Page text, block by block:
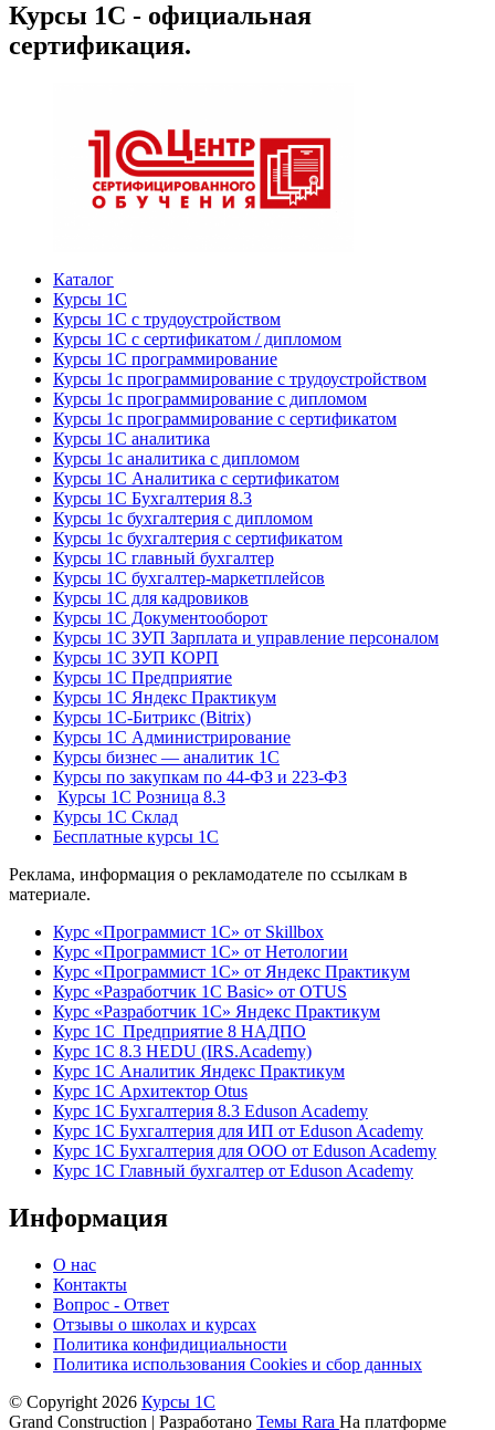
Курсы 1С - официальная
сертификация.
Каталог
Курсы 1С
Курсы 1С с трудоустройством
Курсы 1С с сертификатом / дипломом
Курсы 1С программирование
Курсы 1с программирование с трудоустройством
Курсы 1с программирование с дипломом
Курсы 1с программирование с сертификатом
Курсы 1С аналитика
Курсы 1с аналитика с дипломом
Курсы 1С Аналитика с сертификатом
Курсы 1С Бухгалтерия 8.3
Курсы 1с бухгалтерия с дипломом
Курсы 1с бухгалтерия с сертификатом
Курсы 1С главный бухгалтер
Курсы 1С бухгалтер-маркетплейсов
Курсы 1С для кадровиков
Курсы 1С Документооборот
Курсы 1С ЗУП Зарплата и управление персоналом
Курсы 1С ЗУП КОРП
Курсы 1С Предприятие
Курсы 1С Яндекс Практикум
Курсы 1С-Битрикс (Bitrix)
Курсы 1С Администрирование
Курсы бизнес — аналитик 1С
Курсы по закупкам по 44‑ФЗ и 223‑ФЗ
Курсы 1С Розница 8.3
Курсы 1С Склад
Бесплатные курсы 1С
Реклама, информация о рекламодателе по ссылкам в
материале.
Курс «Программист 1С» от Skillbox
Курс «Программист 1С» от Нетологии
Курс «Программист 1С» от Яндекс Практикум
Курс «Разработчик 1С Basic» от OTUS
Курс «Разработчик 1С» Яндекс Практикум
Курс 1С Предприятие 8 НАДПО
Курс 1С 8.3 HEDU (IRS.Academy)
Курс 1С Аналитик Яндекс Практикум
Курс 1С Архитектор Otus
Курс 1С Бухгалтерия 8.3 Eduson Academy
Курс 1С Бухгалтерия для ИП от Eduson Academy
Курс 1С Бухгалтерия для ООО от Eduson Academy
Курс 1С Главный бухгалтер от Eduson Academy
Информация
О нас
Контакты
Вопрос - Ответ
Отзывы о школах и курсах
Политика конфидициальности
Политика использования Cookies и сбор данных
© Copyright 2026 Курсы 1С
Grand Construction | Разработано Темы Rara На платформе